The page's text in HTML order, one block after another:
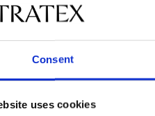
Consent
uses cookies